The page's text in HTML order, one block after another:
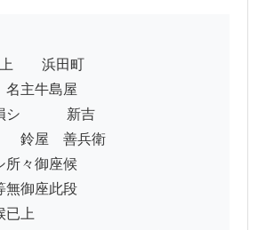
島屋
シ　　     新吉
　鈴屋　善兵衛
所々御座候
無御座此段
已上